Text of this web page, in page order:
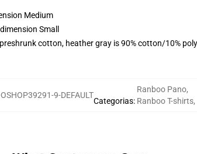
Medium
Small
cotton, heather gray is 90% cotton/10%
9-DEFAULT
Categorias:
Ranboo Pano,
Ranboo T-shirts,